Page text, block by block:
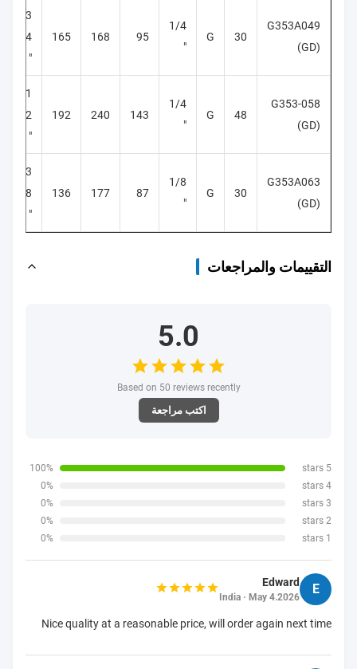
G353A049
(GD)
30
G
1/4
"
95
168
165
G3
/ 4
"
G353-058
(GD)
48
G
1/4
"
143
240
192
G1
/ 2
"
G353A063
(GD)
30
G
1/8
"
87
177
136
G3
/ 8
"
التقييمات والمراجعات
5.0
Based on 50 reviews recently
اكتب مراجعة
5 stars
100%
4 stars
0%
3 stars
0%
2 stars
0%
1 stars
0%
E
Edward
India · May 4.2026
Nice quality at a reasonable price, will order again next time